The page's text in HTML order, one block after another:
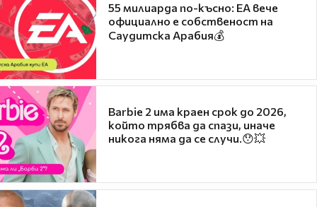
55 милиарда по-късно: EA вече
официално е собственост на
Саудитска Арабия💰
Barbie 2 има краен срок до 2026,
който трябва да спази, иначе
никога няма да се случи.😯💥